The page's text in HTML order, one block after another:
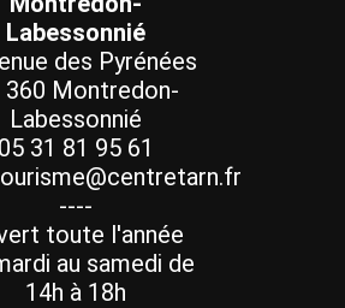
Labessonnié
des Pyrénées
360 Montredon-
Labessonnié
05 31 81 95 61
----
toute l'année
au samedi de
14h à 18h